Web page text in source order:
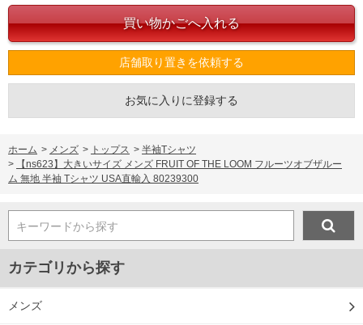
店舗取り置きを依頼する
お気に入りに登録する
ホーム > メンズ > トップス > 半袖Tシャツ
>
【ns623】大きいサイズ メンズ FRUIT OF THE LOOM フルーツオブザルー
ム 無地 半袖 Tシャツ USA直輸入 80239300
キーワードから探す
カテゴリから探す
メンズ